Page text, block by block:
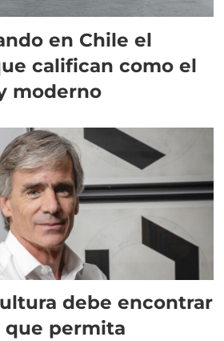
en Chile el
califican como el
moderno
debe encontrar
permita